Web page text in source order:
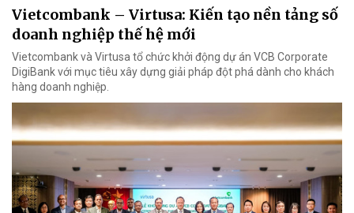
Vietcombank – Virtusa: Kiến tạo nền tảng số
doanh nghiệp thế hệ mới
Vietcombank và Virtusa tổ chức khởi động dự án VCB Corporate
DigiBank với mục tiêu xây dựng giải pháp đột phá dành cho khách
hàng doanh nghiệp.